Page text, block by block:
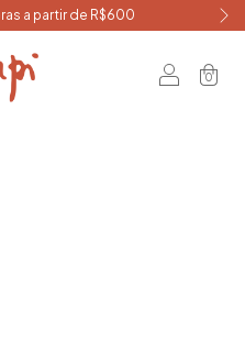
a partir de R$600
0